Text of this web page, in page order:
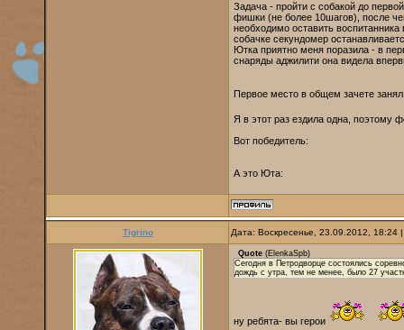
Задача - пройти с собакой до
фишки (не более 10шагов), после
необходимо оставить
собачке секундомер
Ютка приятно меня поразила - в
снаряды аджилити она видела
Первое место в общем зачете
Я в этот раз ездила одна, поэтому
Вот победитель:
А это Юта:
Tigrino Дата: Воскресенье, 23.09.2012,
Quote (ElenkaSpb)
Сегодня в Петродворце состоялись
дождь с утра, тем не менее, было 27
ну ребята- вы герои